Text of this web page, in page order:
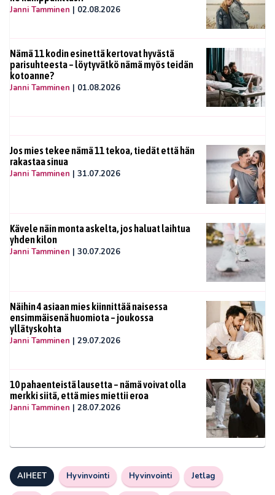
Janni Tamminen | 02.08.2026
Nämä 11 kodin esinettä kertovat hyvästä
parisuhteesta – löytyvätkö nämä myös teidän
kotoanne?
Janni Tamminen | 01.08.2026
Jos mies tekee nämä 11 tekoa, tiedät että hän
rakastaa sinua
Janni Tamminen | 31.07.2026
Kävele näin monta askelta, jos haluat laihtua
yhden kilon
Janni Tamminen | 30.07.2026
Näihin 4 asiaan mies kiinnittää naisessa
ensimmäisenä huomiota – joukossa
yllätyskohta
Janni Tamminen | 29.07.2026
10 pahaenteistä lausetta – nämä voivat olla
merkki siitä, että mies miettii eroa
Janni Tamminen | 28.07.2026
AIHEET Hyvinvointi Hyvinvointi Jetlag